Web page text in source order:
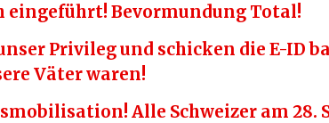
eingeführt! Bevormundung Total!
Privileg und schicken die E-ID
Väter waren!
Alle Schweizer am 28.